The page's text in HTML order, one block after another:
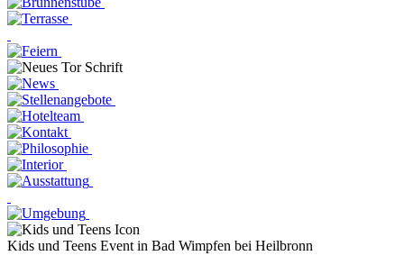
Kids und Teens Event in Bad Wimpfen bei Heilbronn